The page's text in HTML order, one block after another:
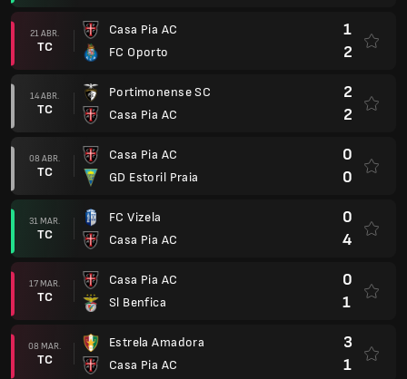
21 ABR.
TC
Casa Pia AC
FC Oporto
1
2
14 ABR.
TC
Portimonense SC
Casa Pia AC
2
2
08 ABR.
TC
Casa Pia AC
GD Estoril Praia
0
0
31 MAR.
TC
FC Vizela
Casa Pia AC
0
4
17 MAR.
TC
Casa Pia AC
Sl Benfica
0
1
08 MAR.
TC
Estrela Amadora
Casa Pia AC
3
1